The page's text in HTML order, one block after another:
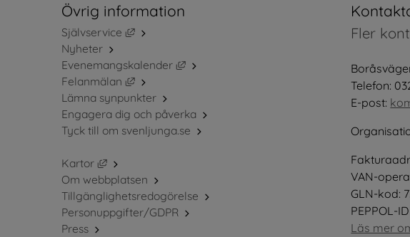
Övrig information
Självservice
Länk till annan webbplats, öppnas i nytt fönster.
Nyheter
Evenemangskalender
Länk till annan webbplats, öppnas i nytt
Felanmälan
Länk till annan webbplats, öppnas i nytt fönster.
Lämna synpunkter
Engagera dig och påverka
Tyck till om svenljunga.se
Kartor
Länk till annan webbplats, öppnas i nytt fönster.
Om webbplatsen
Tillgänglighetsredogörelse
Personuppgifter/GDPR
Press
Fler
Telefon:
E-post:
VAN-
GLN-kod:
PEPPOL-
Läs mer